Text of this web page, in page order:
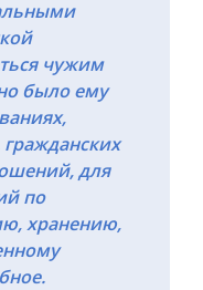
чужим
было ему
для
по
хранению,